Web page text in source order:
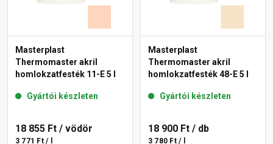
Masterplast
Thermomaster akril
homlokzatfesték 11-E 5 l
Gyártói készleten
18 855 Ft / vödör
3 771 Ft / l
Masterplast
Thermomaster akril
homlokzatfesték 48-E 5 l
Gyártói készleten
18 900 Ft / db
3 780 Ft / l